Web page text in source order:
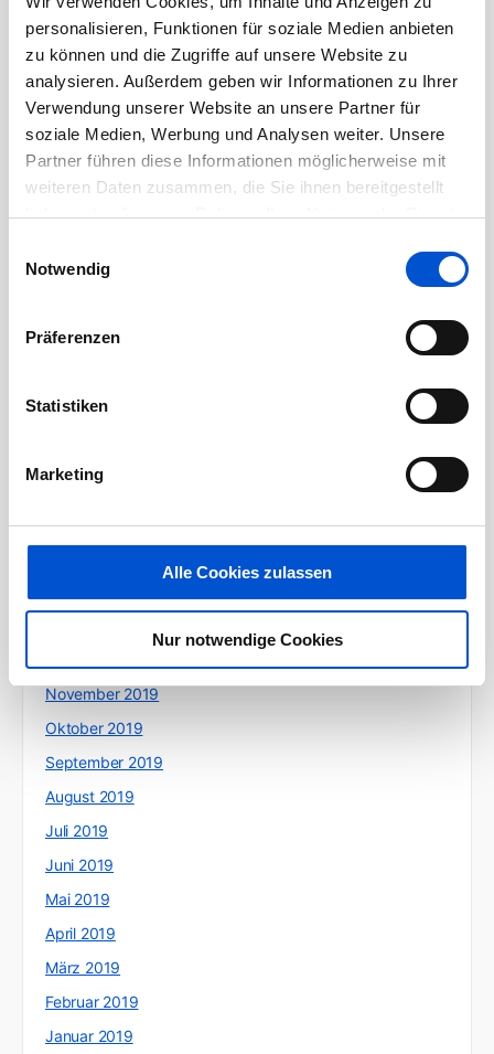
personalisieren, Funktionen für soziale Medien anbieten
zu können und die Zugriffe auf unsere Website zu
analysieren. Außerdem geben wir Informationen zu Ihrer
Verwendung unserer Website an unsere Partner für
soziale Medien, Werbung und Analysen weiter. Unsere
Partner führen diese Informationen möglicherweise mit
weiteren Daten zusammen, die Sie ihnen bereitgestellt
haben oder die sie im Rahmen Ihrer Nutzung der Dienste
Notwendig
Präferenzen
Statistiken
Marketing
Alle Cookies zulassen
Nur notwendige Cookies
Juli 2021
Mai 2021
April 2021
März 2021
Februar 2021
Januar 2021
November 2020
Mai 2020
April 2020
November 2019
Oktober 2019
September 2019
August 2019
Juli 2019
Juni 2019
Mai 2019
April 2019
März 2019
Februar 2019
Januar 2019